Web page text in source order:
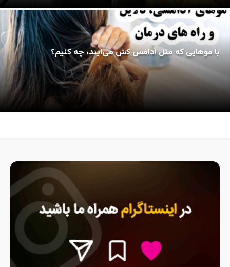
با موهایی که مثل آدامس کش می‌آیند، چه کنیم؟